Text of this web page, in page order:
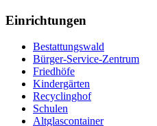
Einrichtungen
Bestattungswald
Bürger-Service-Zentrum
Friedhöfe
Kindergärten
Recyclinghof
Schulen
Altglascontainer